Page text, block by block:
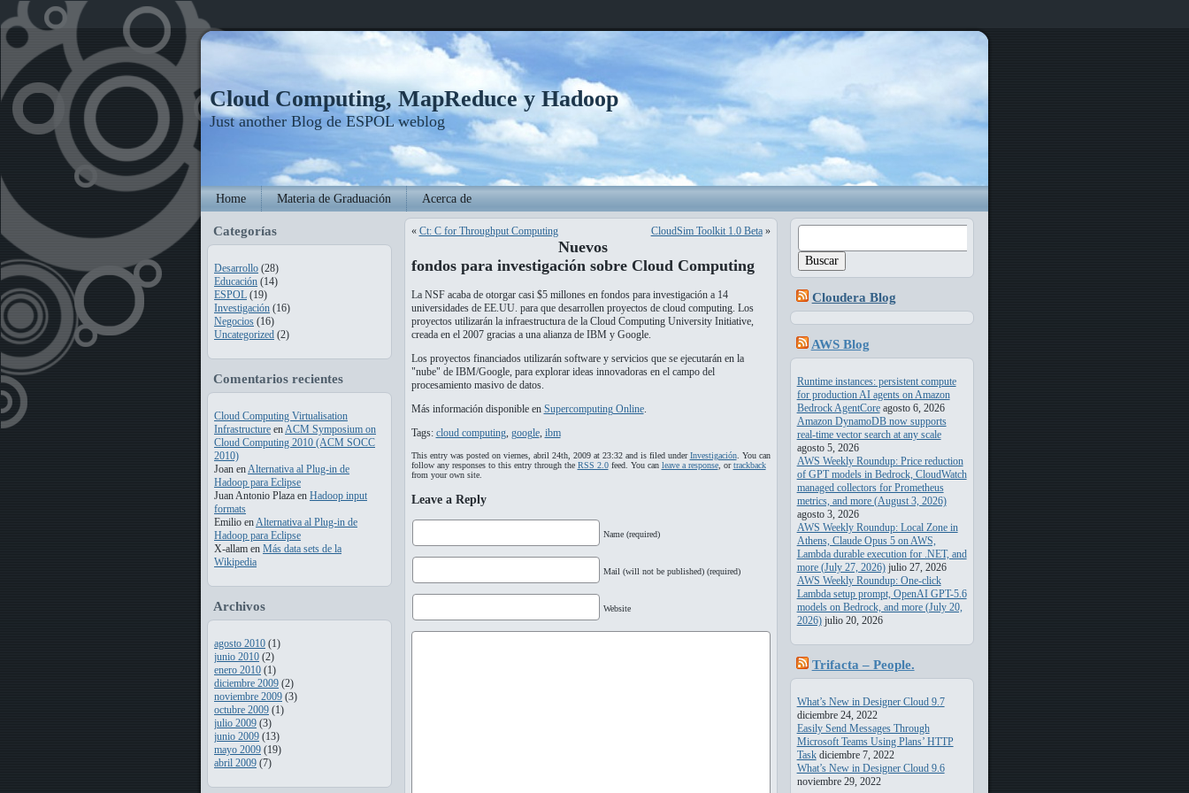
Cloud Computing, MapReduce y Hadoop
Just another Blog de ESPOL weblog
Home Materia de Graduación Acerca de
Categorías
Desarrollo (28)
Educación (14)
ESPOL (19)
Investigación (16)
Negocios (16)
Uncategorized (2)
Comentarios recientes
Cloud Computing Virtualisation
Infrastructure enACM Symposium on
Cloud Computing 2010 (ACM SOCC
2010)
Joan enAlternativa al Plug-in de
Hadoop para Eclipse
Juan Antonio Plaza en Hadoop input
formats
Emilio enAlternativa al Plug-in de
Hadoop para Eclipse
X-allam en Más data sets de la
Wikipedia
Archivos
agosto 2010 (1)
junio 2010 (2)
enero 2010 (1)
diciembre 2009 (2)
noviembre 2009 (3)
octubre 2009 (1)
julio 2009 (3)
junio 2009 (13)
mayo 2009 (19)
abril 2009 (7)
« Ct: C for Throughput Computing CloudSim Toolkit 1.0 Beta»
Nuevos
fondos para investigación sobre Cloud Computing
La NSF acaba de otorgar casi $5 millones en fondos para investigación a 14
universidades de EE.UU. para que desarrollen proyectos de cloud computing. Los
proyectos utilizarán la infraestructura de la Cloud Computing University Initiative,
creada en el 2007 gracias a una alianza de IBM y Google.
Los proyectos financiados utilizarán software y servicios que se ejecutarán en la
"nube" de IBM/Google, para explorar ideas innovadoras en el campo del
procesamiento masivo de datos.
Más información disponible en Supercomputing Online.
Tags: cloud computing, google, ibm
This entry was posted on viernes, abril 24th, 2009 at 23:32 and is filed underInvestigación. You can
follow any responses to this entry through the RSS 2.0feed. You can leave a response, ortrackback
from your own site.
Leave a Reply
Name (required)
Mail (will not be published) (required)
Website
Buscar:
Cloudera Blog
AWS Blog
Runtime instances: persistent compute
for production AI agents on Amazon
Bedrock AgentCore agosto 6, 2026
Amazon DynamoDB now supports
real-time vector search at any scale
agosto 5, 2026
AWS Weekly Roundup: Price reduction
of GPT models in Bedrock, CloudWatch
managed collectors for Prometheus
metrics, and more (August 3, 2026)
agosto 3, 2026
AWS Weekly Roundup: Local Zone in
Athens, Claude Opus 5 on AWS,
Lambda durable execution for .NET, and
more (July 27, 2026) julio 27, 2026
AWS Weekly Roundup: One-click
Lambda setup prompt, OpenAI GPT-5.6
models on Bedrock, and more (July 20,
2026) julio 20, 2026
Trifacta – People.
What’s New in Designer Cloud 9.7
diciembre 24, 2022
Easily Send Messages Through
Microsoft Teams Using Plans’ HTTP
Task diciembre 7, 2022
What’s New in Designer Cloud 9.6
noviembre 29, 2022